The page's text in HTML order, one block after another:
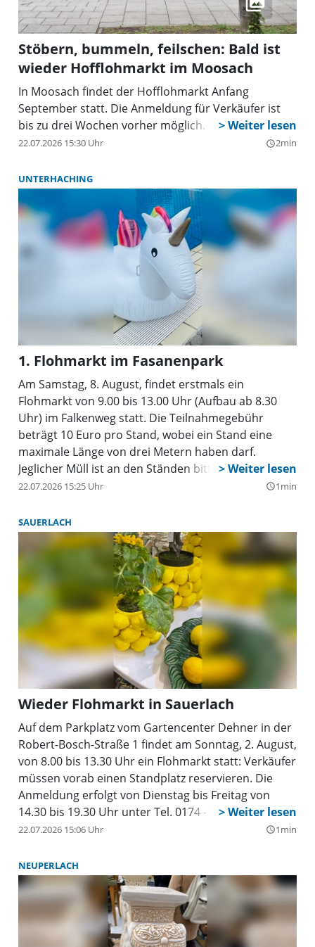
Stöbern, bummeln, feilschen: Bald ist
wieder Hofflohmarkt im Moosach
In Moosach findet der Hofflohmarkt Anfang
September statt. Die Anmeldung für Verkäufer ist
bis zu drei Wochen vorher möglich.
22.07.2026 15:30 Uhr query_builder2min
UNTERHACHING
1. Flohmarkt im Fasanenpark
Am Samstag, 8. August, findet erstmals ein
Flohmarkt von 9.00 bis 13.00 Uhr (Aufbau ab 8.30
Uhr) im Falkenweg statt. Die Teilnahmegebühr
beträgt 10 Euro pro Stand, wobei ein Stand eine
maximale Länge von drei Metern haben darf.
Jeglicher Müll ist an den Ständen bitte selbst zu
entsorgen. Bei Regen wird der Flohmarkt
www.lebenimfasanenpark.de
22.07.2026 15:25 Uhr query_builder1min
SAUERLACH
Wieder Flohmarkt in Sauerlach
Auf dem Parkplatz vom Gartencenter Dehner in der
Robert-Bosch-Straße 1 findet am Sonntag, 2. August,
von 8.00 bis 13.30 Uhr ein Flohmarkt statt: Verkäufer
müssen vorab einen Standplatz reservieren. Die
Anmeldung erfolgt von Dienstag bis Freitag von
14.30 bis 19.30 Uhr unter Tel. 0174 - 82 47 008. Bei
starken Regen oder Sturm entfällt der Flohmarkt.
Wohl wird gesorgt. Der Einlass für den Flohmarkt ist
um 7.00 Uhr, der Aufbau kann ab 8.00 Uhr erfolgen.
An folgenden Terminen ist ebenfalls Flohmarkt in
Sauerlach: 16. und 30. August.
22.07.2026 15:06 Uhr query_builder1min
NEUPERLACH